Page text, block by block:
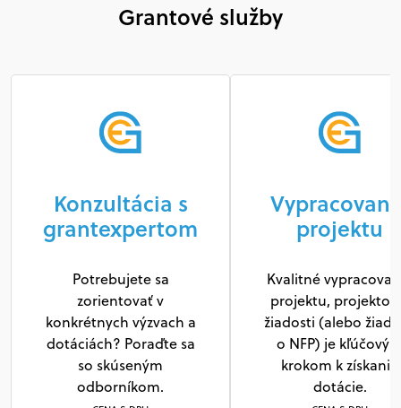
Grantové služby
Konzultácia s
grantexpertom
Potrebujete sa
zorientovať v
konkrétnych výzvach a
dotáciách? Poraďte sa
so skúseným
odborníkom.
projektu
Kvalitné
projektu,
žiadosti (alebo
o NFP) je
krokom k získaniu
dotácie.